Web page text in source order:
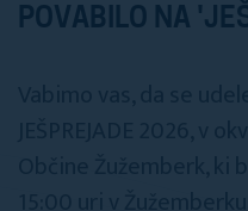
POVABILO NA